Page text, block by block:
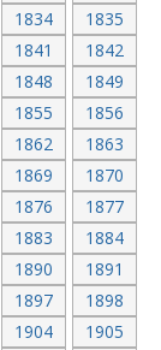
1834
1835
1841
1842
1848
1849
1855
1856
1862
1863
1869
1870
1876
1877
1883
1884
1890
1891
1897
1898
1904
1905